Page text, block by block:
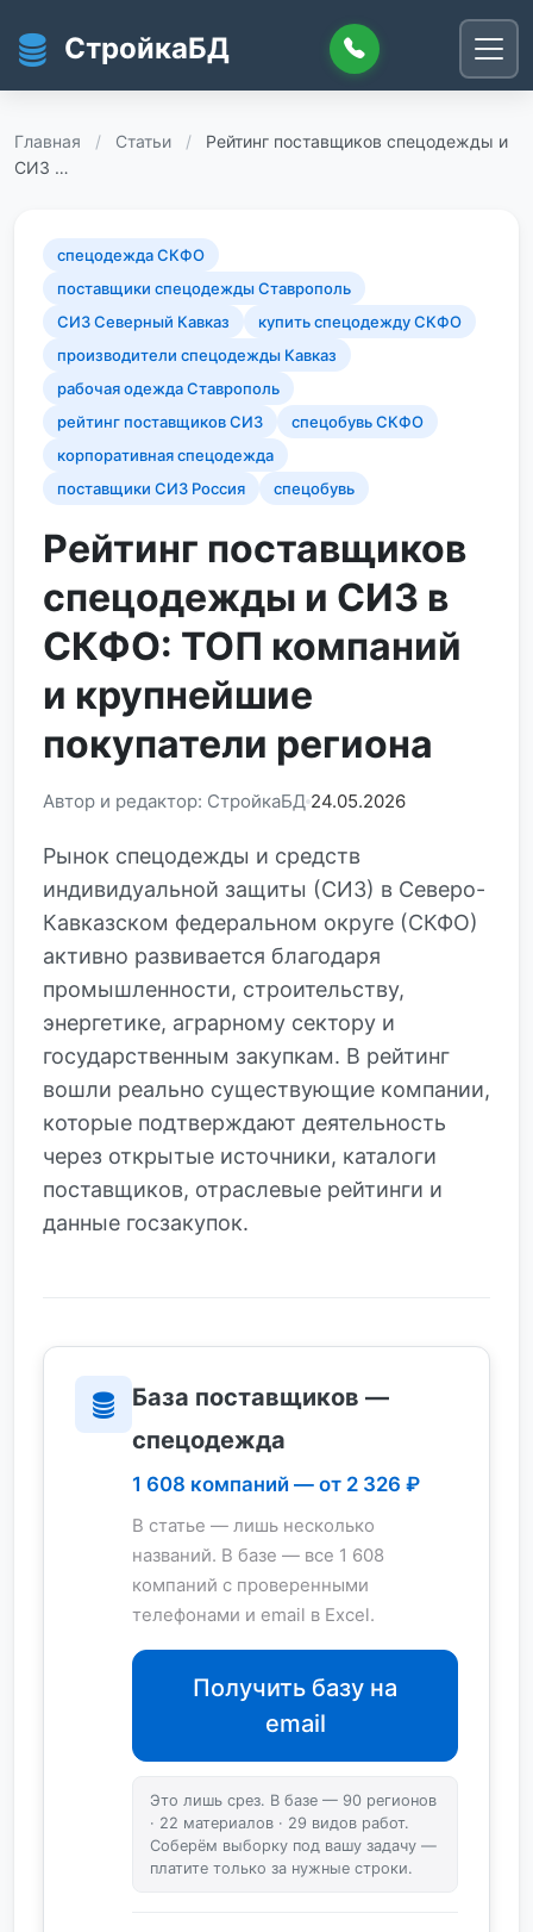
СтройкаБД
Главная / Статьи /
Рейтинг поставщиков спецодежды и
СИЗ …
спецодежда СКФО
поставщики спецодежды Ставрополь
СИЗ Северный Кавказ
купить спецодежду СКФО
производители спецодежды Кавказ
рабочая одежда Ставрополь
рейтинг поставщиков СИЗ
спецобувь СКФО
корпоративная спецодежда
поставщики СИЗ Россия
спецобувь
Рейтинг поставщиков
спецодежды и СИЗ в
СКФО: ТОП компаний
и крупнейшие
покупатели региона
Автор и редактор: СтройкаБД 24.05.2026
Рынок спецодежды и средств
индивидуальной защиты (СИЗ) в Северо-
Кавказском федеральном округе (СКФО)
активно развивается благодаря
промышленности, строительству,
энергетике, аграрному сектору и
государственным закупкам. В рейтинг
вошли реально существующие компании,
которые подтверждают деятельность
через открытые источники, каталоги
поставщиков, отраслевые рейтинги и
данные госзакупок.
База поставщиков —
спецодежда
1 608 компаний — от 2 326 ₽
В статье — лишь несколько
названий. В базе — все 1 608
компаний с проверенными
телефонами и email в Excel.
Получить базу на
email
Это лишь срез. В базе — 90 регионов
· 22 материалов · 29 видов работ.
Соберём выборку под вашу задачу —
платите только за нужные строки.